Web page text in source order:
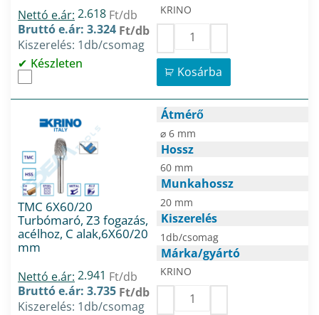
Nettó e.ár: 2.618 Ft/db
Bruttó e.ár: 3.324 Ft/db
Kiszerelés: 1db/csomag
Készleten
KRINO
Kosárba
TMC 6X60/20
Turbómaró, Z3 fogazás,
acélhoz, C alak,6X60/20
mm
Nettó e.ár: 2.941 Ft/db
Bruttó e.ár: 3.735 Ft/db
Kiszerelés: 1db/csomag
Átmérő
⌀ 6 mm
Hossz
60 mm
Munkahossz
20 mm
Kiszerelés
1db/csomag
Márka/gyártó
KRINO